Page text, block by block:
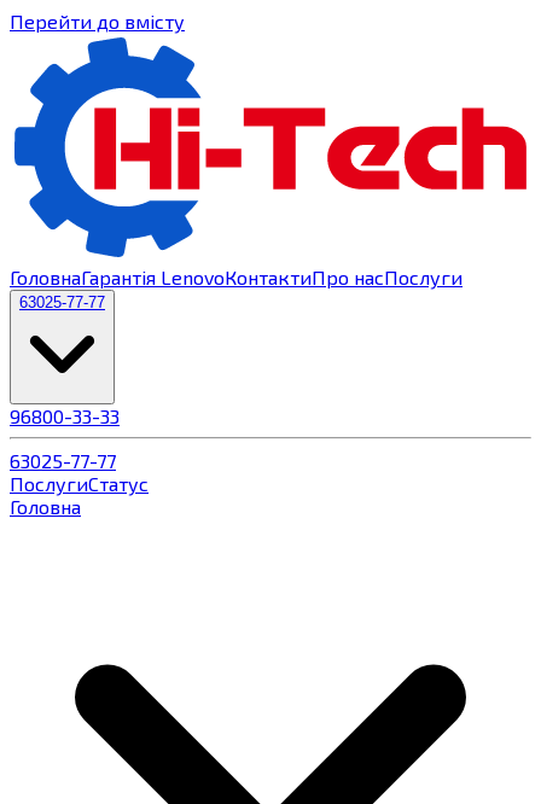
Перейти до вмісту
ГоловнаГарантія LenovoКонтактиПро насПослуги
63025-77-77
96800-33-33
63025-77-77
ПослугиСтатус
Головна